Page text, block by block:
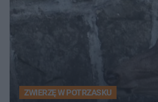
ZWIERZĘ W POTRZASKU